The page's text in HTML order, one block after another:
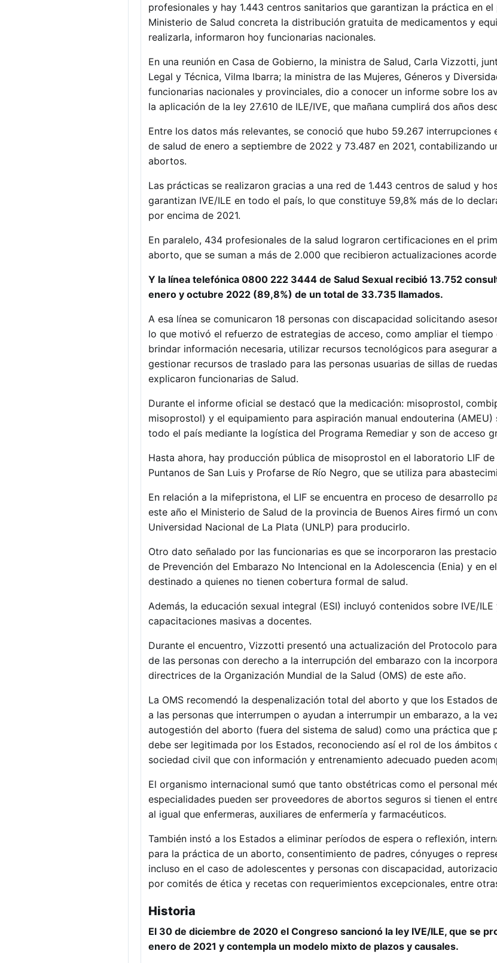
profesionales y hay 1.443 centros sanitarios que garantizan la práctica en el
Ministerio de Salud concreta la distribución gratuita de medicamentos y
realizarla, informaron hoy funcionarias nacionales.
En una reunión en Casa de Gobierno, la ministra de Salud, Carla Vizzotti,
Legal y Técnica, Vilma Ibarra; la ministra de las Mujeres, Géneros y
funcionarias nacionales y provinciales, dio a conocer un informe sobre los
la aplicación de la ley 27.610 de ILE/IVE, que mañana cumplirá dos años
Entre los datos más relevantes, se conoció que hubo 59.267 interrupciones
de salud de enero a septiembre de 2022 y 73.487 en 2021, contabilizando
abortos.
Las prácticas se realizaron gracias a una red de 1.443 centros de salud y
garantizan IVE/ILE en todo el país, lo que constituye 59,8% más de lo
por encima de 2021.
En paralelo, 434 profesionales de la salud lograron certificaciones en el
aborto, que se suman a más de 2.000 que recibieron actualizaciones
Y la línea telefónica 0800 222 3444 de Salud Sexual recibió 13.752
enero y octubre 2022 (89,8%) de un total de 33.735 llamados.
A esa línea se comunicaron 18 personas con discapacidad solicitando
lo que motivó el refuerzo de estrategias de acceso, como ampliar el tiempo
brindar información necesaria, utilizar recursos tecnológicos para asegurar
gestionar recursos de traslado para las personas usuarias de sillas de
explicaron funcionarias de Salud.
Durante el informe oficial se destacó que la medicación: misoprostol,
misoprostol) y el equipamiento para aspiración manual endouterina (AMEU)
todo el país mediante la logística del Programa Remediar y son de acceso
Hasta ahora, hay producción pública de misoprostol en el laboratorio LIF de
Puntanos de San Luis y Profarse de Río Negro, que se utiliza para
En relación a la mifepristona, el LIF se encuentra en proceso de desarrollo
este año el Ministerio de Salud de la provincia de Buenos Aires firmó un
Universidad Nacional de La Plata (UNLP) para producirlo.
Otro dato señalado por las funcionarias es que se incorporaron las
de Prevención del Embarazo No Intencional en la Adolescencia (Enia) y en
destinado a quienes no tienen cobertura formal de salud.
Además, la educación sexual integral (ESI) incluyó contenidos sobre IVE/
capacitaciones masivas a docentes.
Durante el encuentro, Vizzotti presentó una actualización del Protocolo
de las personas con derecho a la interrupción del embarazo con la
directrices de la Organización Mundial de la Salud (OMS) de este año.
La OMS recomendó la despenalización total del aborto y que los Estados
a las personas que interrumpen o ayudan a interrumpir un embarazo, a la
autogestión del aborto (fuera del sistema de salud) como una práctica que
debe ser legitimada por los Estados, reconociendo así el rol de los ámbitos
sociedad civil que con información y entrenamiento adecuado pueden
El organismo internacional sumó que tanto obstétricas como el personal
especialidades pueden ser proveedores de abortos seguros si tienen el
al igual que enfermeras, auxiliares de enfermería y farmacéuticos.
También instó a los Estados a eliminar períodos de espera o reflexión,
para la práctica de un aborto, consentimiento de padres, cónyuges o
incluso en el caso de adolescentes y personas con discapacidad,
por comités de ética y recetas con requerimientos excepcionales, entre
Historia
El 30 de diciembre de 2020 el Congreso sancionó la ley IVE/ILE, que se
enero de 2021 y contempla un modelo mixto de plazos y causales.